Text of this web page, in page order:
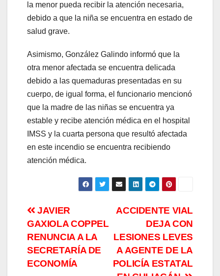
la menor pueda recibir la atención necesaria,
debido a que la niña se encuentra en estado de
salud grave.
Asimismo, González Galindo informó que la
otra menor afectada se encuentra delicada
debido a las quemaduras presentadas en su
cuerpo, de igual forma, el funcionario mencionó
que la madre de las niñas se encuentra ya
estable y recibe atención médica en el hospital
IMSS y la cuarta persona que resultó afectada
en este incendio se encuentra recibiendo
atención médica.
Navegación
de
entradas
ACCIDENTE VIAL
DEJA CON
LESIONES LEVES
A AGENTE DE LA
POLICÍA ESTATAL
JAVIER
GAXIOLA COPPEL
RENUNCIA A LA
SECRETARÍA DE
ECONOMÍA